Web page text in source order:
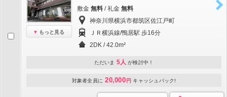
もっと見る
敷金 無料 / 礼金 無料
神奈川県横浜市都筑区佐江戸町
ＪＲ横浜線/鴨居駅 歩16分
2DK / 42.0m²
ただいま 5人 が検討中！
対象者全員に 20,000 円 キャッシュバック!